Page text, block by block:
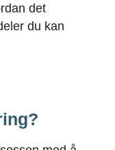
det
du kan